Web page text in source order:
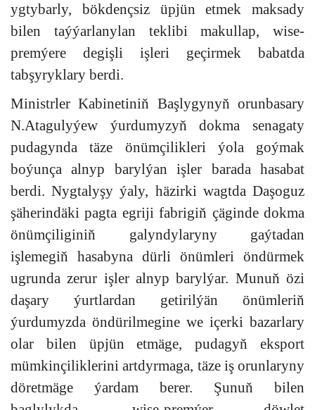
ygtybarly, bökdençsiz üpjün etmek maksady
bilen taýýarlanylan teklibi makullap, wise-
premýere degişli işleri geçirmek babatda
tabşyryklary berdi.
Ministrler Kabinetiniň Başlygynyň orunbasary
N.Atagulyýew ýurdumyzyň dokma senagaty
pudagynda täze önümçilikleri ýola goýmak
boýunça alnyp barylýan işler barada hasabat
berdi. Nygtalyşy ýaly, häzirki wagtda Daşoguz
şäherindäki pagta egriji fabrigiň çäginde dokma
önümçiliginiň galyndylaryny gaýtadan
işlemegiň hasabyna dürli önümleri öndürmek
ugrunda zerur işler alnyp barylýar. Munuň özi
daşary ýurtlardan getirilýän önümleriň
ýurdumyzda öndürilmegine we içerki bazarlary
olar bilen üpjün etmäge, pudagyň eksport
mümkinçiliklerini artdyrmaga, täze iş orunlaryny
döretmäge ýardam berer. Şunuň bilen